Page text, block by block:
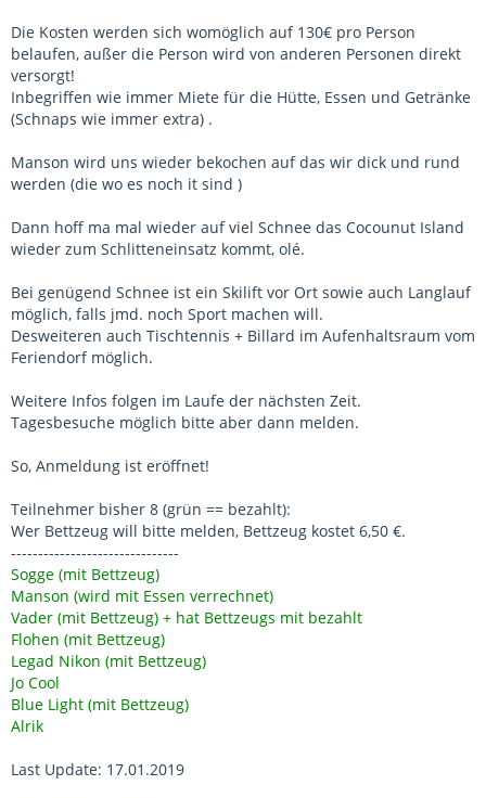
Die Kosten werden sich womöglich auf 130€ pro Person
belaufen, außer die Person wird von anderen Personen direkt
versorgt!
Inbegriffen wie immer Miete für die Hütte, Essen und Getränke
(Schnaps wie immer extra) .
Manson wird uns wieder bekochen auf das wir dick und rund
werden (die wo es noch it sind )
Dann hoff ma mal wieder auf viel Schnee das Cocounut Island
wieder zum Schlitteneinsatz kommt, olé.
Bei genügend Schnee ist ein Skilift vor Ort sowie auch Langlauf
möglich, falls jmd. noch Sport machen will.
Desweiteren auch Tischtennis + Billard im Aufenhaltsraum vom
Feriendorf möglich.
Weitere Infos folgen im Laufe der nächsten Zeit.
Tagesbesuche möglich bitte aber dann melden.
So, Anmeldung ist eröffnet!
Teilnehmer bisher 8 (grün == bezahlt):
Wer Bettzeug will bitte melden, Bettzeug kostet 6,50 €.
-------------------------------
Sogge (mit Bettzeug)
Manson (wird mit Essen verrechnet)
Vader (mit Bettzeug) + hat Bettzeugs mit bezahlt
Flohen (mit Bettzeug)
Legad Nikon (mit Bettzeug)
Jo Cool
Blue Light (mit Bettzeug)
Alrik
Last Update: 17.01.2019